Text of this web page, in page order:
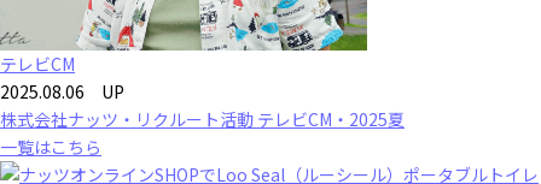
テレビCM
2025.08.06 UP
株式会社ナッツ・リクルート活動 テレビCM・2025夏
一覧はこちら